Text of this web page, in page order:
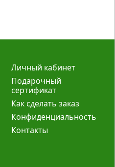
Личный кабинет
Подарочный
сертификат
Как сделать заказ
Конфиденциальность
Контакты